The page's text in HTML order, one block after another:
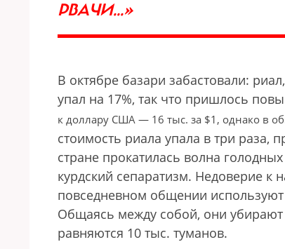
РВАЧИ...»
В октябре базари забастовали:
упал на 17%, так что пришлось
к доллару США — 16 тыс. за $1, однако в
стоимость риала упала в три раза,
стране прокатилась волна
курдский сепаратизм. Недоверие к
повседневном общении
Общаясь между собой, они убирают
равняются 10 тыс. туманов.